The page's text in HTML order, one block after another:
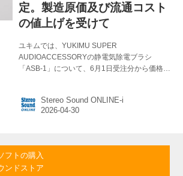
定。製造原価及び流通コスト
の値上げを受けて
ユキムでは、YUKIMU SUPER
AUDIOACCESSORYの静電気除電ブラシ
「ASB-1」について、6月1日受注分から価格を
ASB-1は、三菱ケミカル(株)が開発した芯鞘複合
導電アクリル繊維を採用したオーディオ用除電
SUPER AUDIO ACCESSORY| Yukimu ASB-1
は、三菱ケミカル(株)が開発し世界で唯一生産
Stereo Sound ONLINE-i
フトの購入
ンドストア